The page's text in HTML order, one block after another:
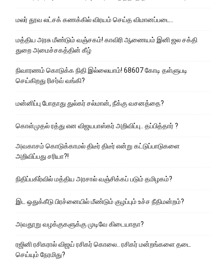
மலர் தூவ லட்சக் கணக்கில் விரயம் செய்த விமானப்படை..
மத்திய அரசு மீண்டும் வஞ்சகம்! காவிரி ஆணையம் இனி ஜல சக்தி
துறை அமைச்சகத்தின் கீழ்
நிவாரணம் கொடுக்க நிதி இல்லையாம்! 68607 கோடி தள்ளுபடி
செய்கிறது ரிசர்வ் வங்கி?
மன்னிப்பு போதாது துல்கர் சல்மான், நீக்கு வசனத்தை?
கொள்முதல் ரத்து என விஜயபாஸ்கர் அறிவிப்பு.. தப்பித்தார் ?
அவகாசம் கொடுக்காமல் திடீர் திடீர் என்று கட்டுப்பாடுகளை
அறிவிப்பது சரியா?!
நிதிப்பகிர்வில் மத்திய அரசால் வஞ்சிக்கப் படும் தமிழகம்?
இட ஒதுக்கீடு பிரச்னையில் மீண்டும் குழப்பும் உச்ச நீதிமன்றம்?
அவதூறு வழக்குகளுக்கு முடிவே கிடையாதா?
ரஜினி ரசிகரால் விஜய் ரசிகர் கொலை.. ரசிகர் மன்றங்களை தடை
செய்யும் நேரமிது?